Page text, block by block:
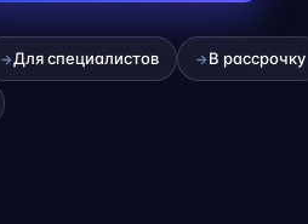
→Для специалистов →В рассрочку